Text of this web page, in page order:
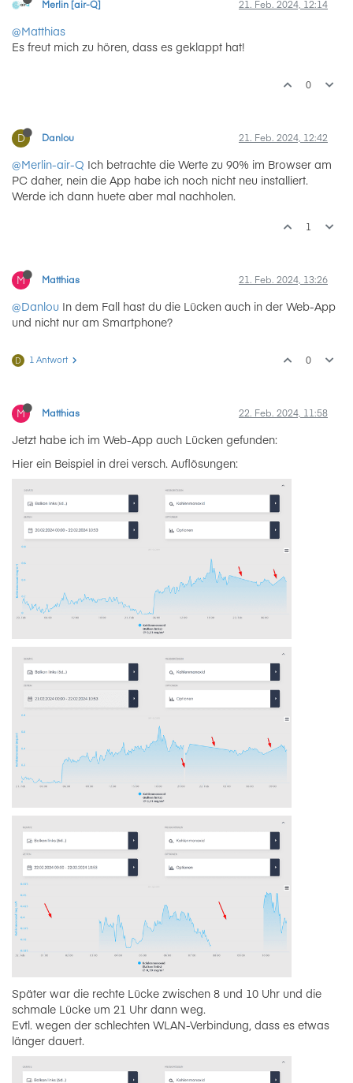
Merlin [air-Q] 21. Feb. 2024, 12:14
@Matthias
Es freut mich zu hören, dass es geklappt hat!
0
D Danlou 21. Feb. 2024, 12:42
@Merlin-air-Q Ich betrachte die Werte zu 90% im Browser am
PC daher, nein die App habe ich noch nicht neu installiert.
Werde ich dann huete aber mal nachholen.
1
M Matthias 21. Feb. 2024, 13:26
@Danlou In dem Fall hast du die Lücken auch in der Web-App
und nicht nur am Smartphone?
D 1 Antwort 0
M Matthias 22. Feb. 2024, 11:58
Jetzt habe ich im Web-App auch Lücken gefunden:
Hier ein Beispiel in drei versch. Auflösungen:
Später war die rechte Lücke zwischen 8 und 10 Uhr und die
schmale Lücke um 21 Uhr dann weg.
Evtl. wegen der schlechten WLAN-Verbindung, dass es etwas
länger dauert.